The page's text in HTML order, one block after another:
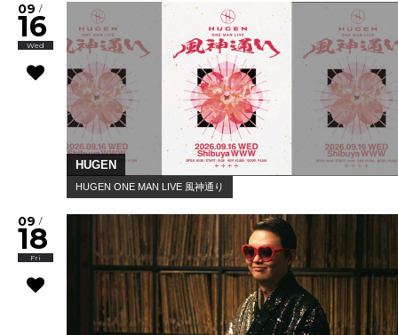
09 /
16
Wed
HUGEN
HUGEN ONE MAN LIVE 風神通り
09 /
18
Fri